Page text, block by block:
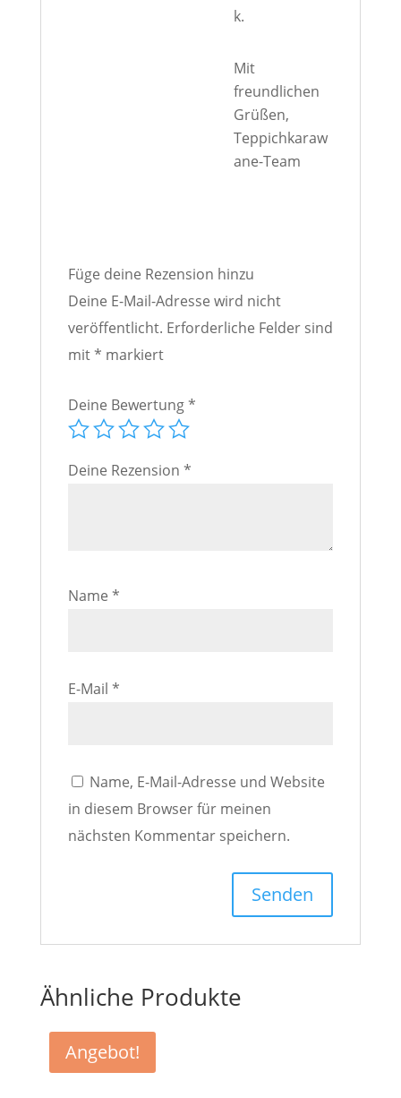
k.
Mit
freundlichen
Grüßen,
Teppichkaraw
ane-Team
Füge deine Rezension hinzu
Deine E-Mail-Adresse wird nicht
veröffentlicht. Erforderliche Felder sind
mit* markiert
Deine Bewertung*
Deine Rezension *
Name *
E-Mail *
Name, E-Mail-Adresse und Website
in diesem Browser für meinen
nächsten Kommentar speichern.
Ähnliche Produkte
Angebot!